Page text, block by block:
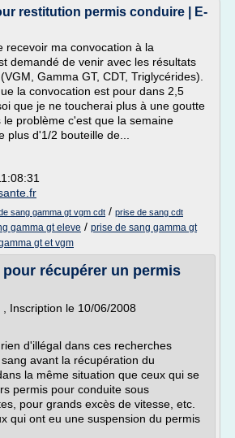
restitution permis conduire | E-
recevoir ma convocation à la
demandé de venir avec les résultats
Gamma GT, CDT, Triglycérides).
la convocation est pour dans 2,5
que je ne toucherai plus à une goutte
problème c'est que la semaine
plus d'1/2 bouteille de...
sang gamma gt vgm cdt / prise de sang cdt
gamma gt eleve / prise de sang gamma gt
gt et vgm
pour récupérer un permis
Inscription le 10/06/2008
d'illégal dans ces recherches
avant la récupération du
la même situation que ceux qui se
permis pour conduite sous
pour grands excès de vitesse, etc.
qui ont eu une suspension du permis